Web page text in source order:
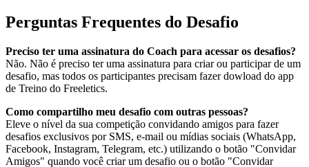
Perguntas Frequentes do Desafio
Preciso ter uma assinatura do Coach para acessar os desafios?
Não. Não é preciso ter uma assinatura para criar ou participar de um
desafio, mas todos os participantes precisam fazer dowload do app
de Treino do Freeletics.
Como compartilho meu desafio com outras pessoas?
Eleve o nível da sua competição convidando amigos para fazer
desafios exclusivos por SMS, e-mail ou mídias sociais (WhatsApp,
Facebook, Instagram, Telegram, etc.) utilizando o botão "Convidar
Amigos" quando você criar um desafio ou o botão "Convidar